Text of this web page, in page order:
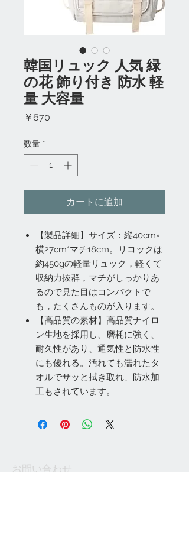
韓国リュック 人気 緑
の花 飾り付き 防水 軽
量 大容量
￥670
数量 *
カートに追加
【製品詳細】サイズ：縦40cm×
横27cm*マチ18cm。リコックは
約450gの軽量リュック，軽くて
収納力抜群，マチがしっかりあ
るので見た目はコンパクトで
も，たくさんものが入ります。
【高品質の素材】高品質ナイロ
ン生地を採用し、磨耗に強く、
耐久性があり、通気性と防水性
にも優れる。汚れても濡れたタ
オルでサッと拭き取れ、防水加
工もされています。
お問い合わせ